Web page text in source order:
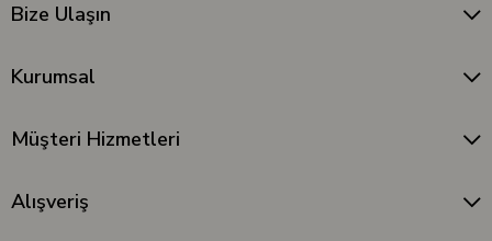
Bize Ulaşın
Kurumsal
Müşteri Hizmetleri
Alışveriş